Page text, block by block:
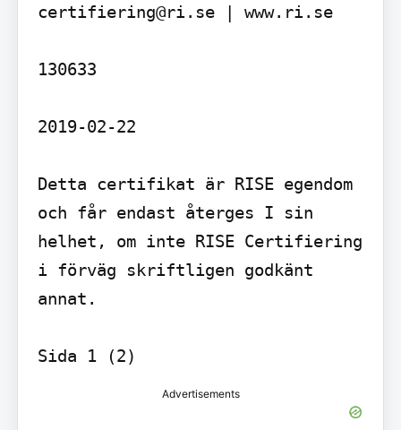
certifiering@ri.se | www.ri.se
130633
2019-02-22
Detta certifikat är RISE egendom
och får endast återges I sin
helhet, om inte RISE Certifiering
i förväg skriftligen godkänt
annat.
Sida 1 (2)
Advertisements